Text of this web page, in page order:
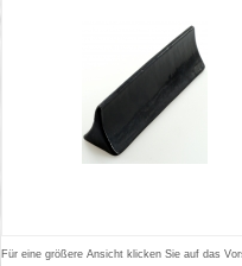
Für eine größere Ansicht klicken Sie auf das